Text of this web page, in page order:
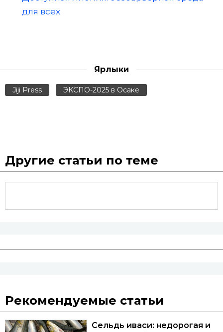
для всех
Ярлыки
Jiji Press ЭКСПО-2025 в Осаке
Другие статьи по теме
Рекомендуемые статьи
Сельдь иваси: недорогая и